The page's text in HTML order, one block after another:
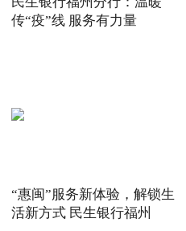
传“疫”线 服务有力量
“惠闽”服务新体验，解锁生
活新方式 民生银行福州